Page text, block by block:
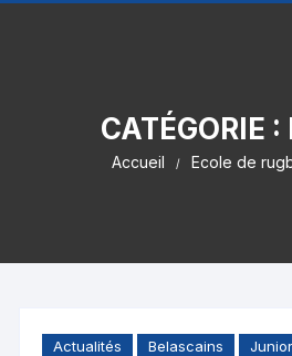
CATÉGORIE :
Accueil Ecole de
Actualités Belascains